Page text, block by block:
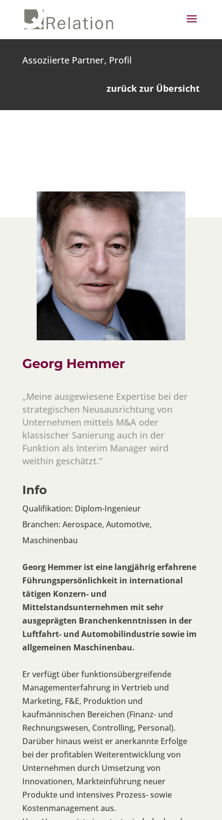
Assoziierte Partner, Profil
zurück zur Übersicht
Georg Hemmer
„Meine ausgewiesene Expertise bei der
strategischen Neusausrichtung von
Unternehmen mittels M&A oder
klassischer Sanierung auch in der
Funktion als Interim Manager wird
weithin geschätzt.“
Info
Qualifikation: Diplom-Ingenieur
Branchen: Aerospace, Automotive,
Maschinenbau
Georg Hemmer ist eine langjährig erfahrene
Führungspersönlichkeit in international
tätigen Konzern- und
Mittelstandsunternehmen mit sehr
ausgeprägten Branchenkenntnissen in der
Luftfahrt- und Automobilindustrie sowie im
allgemeinen Maschinenbau.
Er verfügt über funktionsübergreifende
Managementerfahrung in Vertrieb und
Marketing, F&E, Produktion und
kaufmännischen Bereichen (Finanz- und
Rechnungswesen, Controlling, Personal).
Darüber hinaus weist er anerkannte Erfolge
bei der profitablen Weiterentwicklung von
Unternehmen durch Umsetzung von
Innovationen, Markteinführung neuer
Produkte und intensives Prozess- sowie
Kostenmanagement aus.